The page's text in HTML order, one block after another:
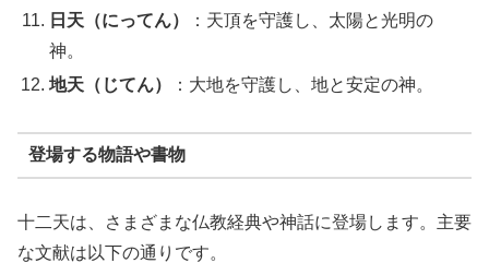
日天（にってん）
：天頂を守護し、太陽と光明の
神。
地天（じてん）
：大地を守護し、地と安定の神。
登場する物語や書物
十二天は、さまざまな仏教経典や神話に登場します。主要
な文献は以下の通りです。